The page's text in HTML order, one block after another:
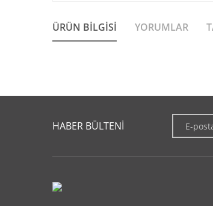
ÜRÜN BILGISI YORUMLAR
Görüş ve önerileriniz için teşekkür ederiz.
Ürün açıklamasında eksik bilgiler
HABER BÜLTENİ